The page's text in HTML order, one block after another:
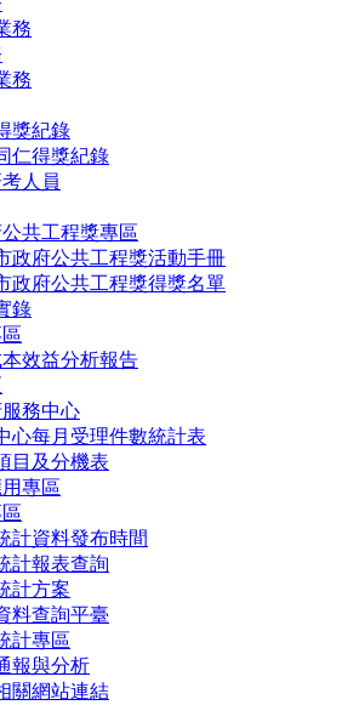
務
務
獎紀錄
仁得獎紀錄
人員
共工程獎專區
政府公共工程獎活動手冊
政府公共工程獎得獎名單
錄
效益分析報告
務中心
心每月受理件數統計表
目及分機表
專區
計資料發布時間
計報表查詢
計方案
料查詢平臺
計專區
報與分析
關網站連結